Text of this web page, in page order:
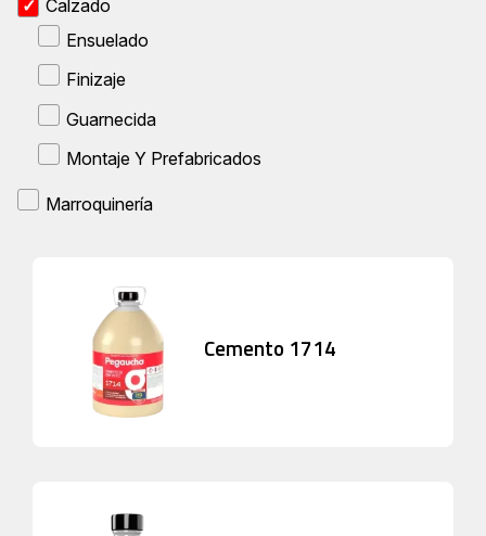
Calzado
Ensuelado
Finizaje
Guarnecida
Montaje Y Prefabricados
Marroquinería
Cemento 1714